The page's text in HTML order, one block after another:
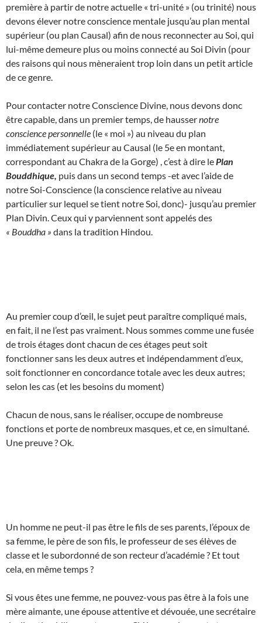
première à partir de notre actuelle « tri-unité » (ou trinité) nous
devons élever notre conscience mentale jusqu’au plan mental
supérieur (ou plan Causal) afin de nous reconnecter au Soi, qui
lui-même demeure plus ou moins connecté au Soi Divin (pour
des raisons qui nous mèneraient trop loin dans un petit article
de ce genre.
Pour contacter notre Conscience Divine, nous devons donc
être capable, dans un premier temps, de haussernotre
conscience personnelle (le « moi ») au niveau du plan
immédiatement supérieur au Causal (le 5e en montant,
correspondant au Chakra de la Gorge) , c’est à dire le Plan
Bouddhique, puis dans un second temps -et avec l’aide de
notre Soi-Conscience (la conscience relative au niveau
particulier sur lequel se tient notre Soi, donc)- jusqu’au premier
Plan Divin. Ceux qui y parviennent sont appelés des
« Bouddha » dans la tradition Hindou.
Au premier coup d’œil, le sujet peut paraître compliqué mais,
en fait, il ne l’est pas vraiment. Nous sommes comme une fusée
de trois étages dont chacun de ces étages peut soit
fonctionner sans les deux autres et indépendamment d’eux,
soit fonctionner en concordance totale avec les deux autres;
selon les cas (et les besoins du moment)
Chacun de nous, sans le réaliser, occupe de nombreuse
fonctions et porte de nombreux masques, et ce, en simultané.
Une preuve ? Ok.
Un homme ne peut-il pas être le fils de ses parents, l’époux de
sa femme, le père de son fils, le professeur de ses élèves de
classe et le subordonné de son recteur d’académie ? Et tout
cela, en même temps ?
Si vous êtes une femme, ne pouvez-vous pas être à la fois une
mère aimante, une épouse attentive et dévouée, une secrétaire